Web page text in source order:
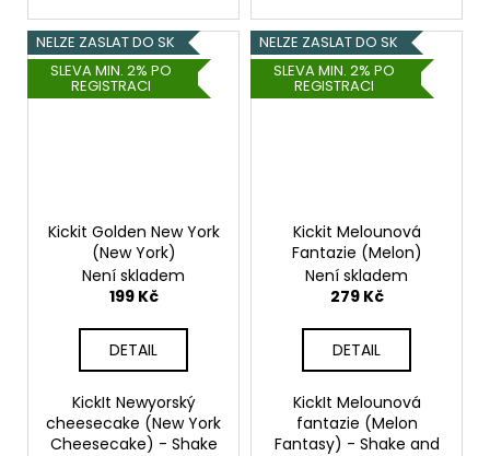
NELZE ZASLAT DO SK
SLEVA MIN. 2% PO
REGISTRACI
Kickit Golden New York
(New York)
Není skladem
199 Kč
DETAIL
KickIt Newyorský
cheesecake (New York
Cheesecake) - Shake
NELZE ZASLAT DO SK
SLEVA MIN. 2% PO
REGISTRACI
Kickit Melounová
Fantazie (Melon)
Není skladem
279 Kč
DETAIL
KickIt Melounová
fantazie (Melon
Fantasy) - Shake and